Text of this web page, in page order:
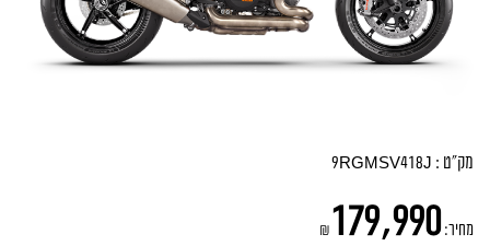
מק"ט : 9RGMSV418J
מחיר: ₪179,990